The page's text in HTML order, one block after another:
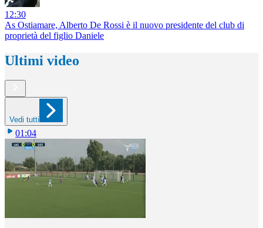
12:30
As Ostiamare, Alberto De Rossi è il nuovo presidente del club di
proprietà del figlio Daniele
Ultimi video
Vedi tutti
01:04